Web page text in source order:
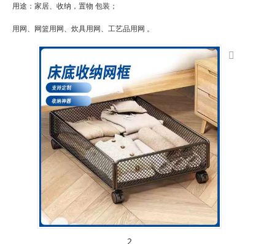
用途：家居、收纳，置物 包装；
用网、网篮用网、炊具用网、工艺品用网 。
2